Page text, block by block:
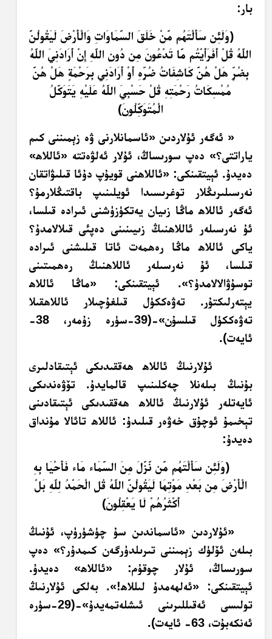
بار:
﴿وَلَئِن سَأَلْتَهُم مَّنْ خَلَقَ السَّمَاوَاتِ وَالْأَرْضَ لَيَقُولُنَّ
اللَّهُ قُلْ أَفَرَأَيْتُم مَّا تَدْعُونَ مِن دُونِ اللَّهِ إِنْ أَرَادَنِيَ اللَّهُ
بِضُرٍّ هَلْ هُنَّ كَاشِفَاتُ ضُرِّهِ أَوْ أَرَادَنِي بِرَحْمَةٍ هَلْ هُنَّ
مُمْسِكَاتُ رَحْمَتِهِ قُلْ حَسْبِيَ اللَّهُ عَلَيْهِ يَتَوَكَّلُ
الْمُتَوَكِّلُونَ﴾
« ئەگەر ئۇلاردىن «ئاسمانلارنى ۋە زېمىننى كىم
ياراتتى؟» دەپ سورىساڭ، ئۇلار ئەلۋەتتە «ئاللاھ»
دەيدۇ. ئېيتقىنكى: «ئاللاھنى قويۇپ دۇئا قىلىۋاتقان
نەرسىلىرىڭلار توغرىسىدا ئويلىنىپ باقتىڭلارمۇ؟
ئەگەر ئاللاھ ماڭا زىيان يەتكۈزۈشنى ئىرادە قىلسا،
ئۇ نەرسىلەر ئاللاھنىڭ زىيىنىنى دەپئى قىلالامدۇ؟
ياكى ئاللاھ ماڭا رەھمەت ئاتا قىلىشنى ئىرادە
قىلسا، ئۇ نەرسىلەر ئاللاھنىڭ رەھمىتىنى
توسۇۋالالامدۇ؟». ئېيتقىنكى: «ماڭا ئاللاھ
يېتەرلىكتۇر. تەۋەككۈل قىلغۇچىلار ئاللاھقىلا
تەۋەككۈل قىلسۇن»-(‏39-سۈرە زۇمەر، 38-
ئايەت).
ئۇلارنىڭ ئاللاھ ھەققىدىكى ئېتىقادلىرى
بۇنىڭ بىلەنلا چەكلىنىپ قالمايدۇ. تۆۋەندىكى
ئايەتلەر ئۇلارنىڭ ئاللاھ ھەققىدىكى ئېتىقادىنى
تېخىمۇ ئوچۇق خەۋەر قىلىدۇ: ئاللاھ تائالا مۇنداق
دەيدۇ:
﴿وَلَئِن سَأَلْتَهُم مَّن نَّزَّلَ مِنَ السَّمَاء مَاء فَأَحْيَا بِهِ
الْأَرْضَ مِن بَعْدِ مَوْتِهَا لَيَقُولُنَّ اللَّهُ قُلِ الْحَمْدُ لِلَّهِ بَلْ
أَكْثَرُهُمْ لَا يَعْقِلُونَ﴾
«ئۇلاردىن «ئاسماندىن سۇ چۈشۈرۈپ، ئۇنىڭ
بىلەن ئۆلۈك زېمىننى تىرىلدۈرگەن كىمدۇر؟» دەپ
سورىساڭ، ئۇلار چوقۇم: «ئاللاھ» دەيدۇ.
ئېيتقىنكى: «ئەلھەمدۇ لىللاھ!». بەلكى ئۇلارنىڭ
تولىسى ئەقىللىرىنى ئىشلەتمەيدۇ»-(‏29-سۈرە
ئەنكەبۇت، 63- ئايەت).